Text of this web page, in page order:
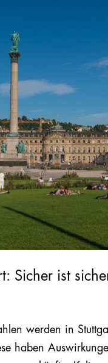
Sicher ist
werden in
haben